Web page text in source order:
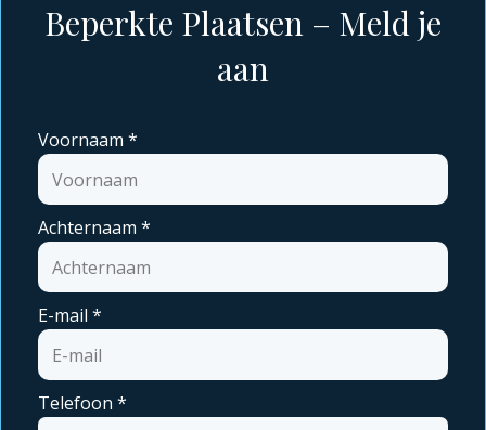
Beperkte Plaatsen – Meld je
aan
Voornaam *
Achternaam *
E-mail *
Telefoon *